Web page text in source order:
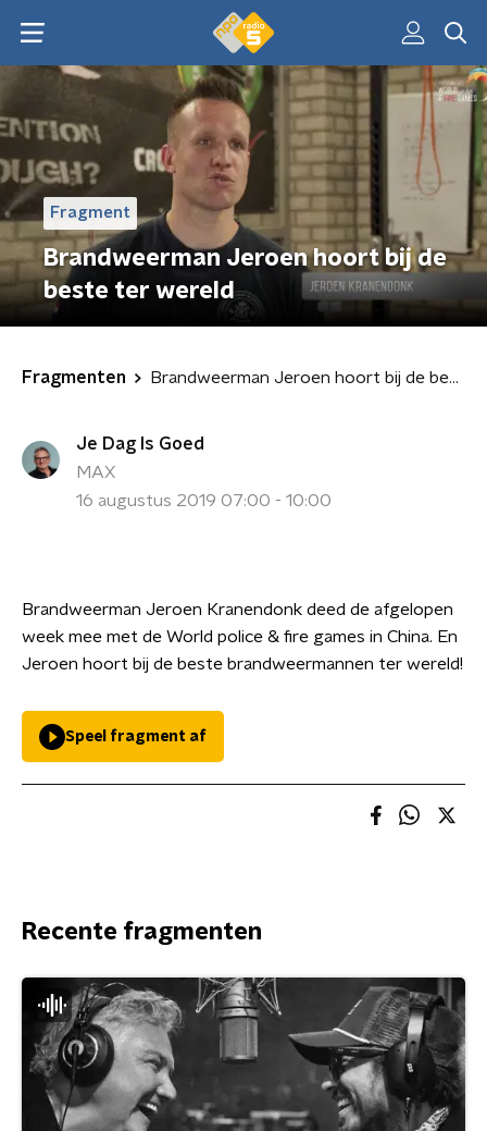
Fragment
Brandweerman Jeroen hoort bij de
beste ter wereld
Fragmenten Brandweerman Jeroen hoort bij de beste ter wereld
Je Dag Is Goed
MAX
16 augustus 2019 07:00 - 10:00
Brandweerman Jeroen Kranendonk deed de afgelopen
week mee met de World police & fire games in China. En
Jeroen hoort bij de beste brandweermannen ter wereld!
Speel fragment af
Recente fragmenten